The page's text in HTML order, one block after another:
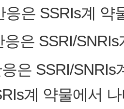
은 SSRIs계 약
응은 SSRI/
은 SSRI/SNRIs
계 약물에서